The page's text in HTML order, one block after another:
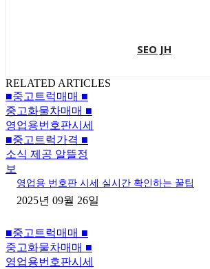
SEO JH
RELATED ARTICLES
■중고트럭매매 ■
중고화물차매매 ■
영업용번호판시세
■중고트럭가격 ■
소식 제공 알뜰정
보
영업용 번호판 시세 실시간 확인하는 꿀팁
2025년 09월 26일
■중고트럭매매 ■
중고화물차매매 ■
영업용번호판시세